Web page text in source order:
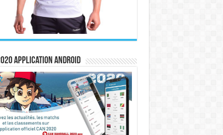
Application Android